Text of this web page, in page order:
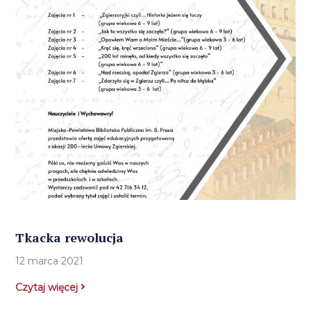
Tkacka rewolucja
12 marca 2021
Czytaj więcej